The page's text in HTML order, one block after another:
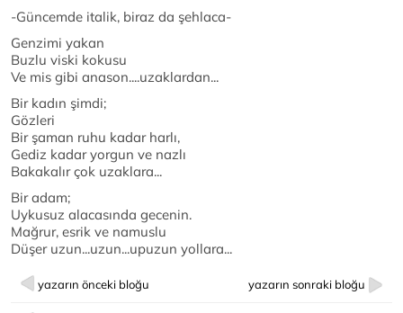
-Güncemde italik, biraz da şehlaca-
Genzimi yakan
Buzlu viski kokusu
Ve mis gibi anason....uzaklardan...
Bir kadın şimdi;
Gözleri
Bir şaman ruhu kadar harlı,
Gediz kadar yorgun ve nazlı
Bakakalır çok uzaklara...
Bir adam;
Uykusuz alacasında gecenin.
Mağrur, esrik ve namuslu
Düşer uzun...uzun...upuzun yollara...
yazarın önceki bloğu yazarın sonraki bloğu